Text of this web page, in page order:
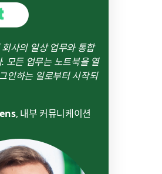
회사의 일상 업무와 통합
모든 업무는 노트북을 열
인하는 일로부터 시작되
, 내부 커뮤니케이션